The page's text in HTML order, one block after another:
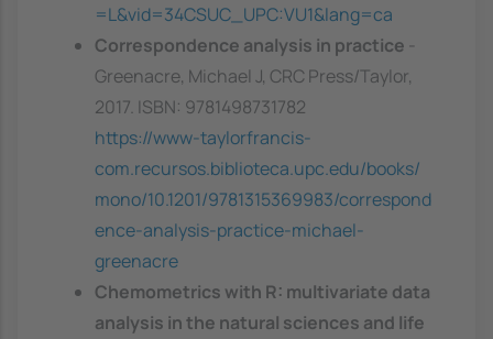
=L&vid=34CSUC_UPC:VU1&lang=ca
Correspondence analysis in practice
Greenacre, Michael J, CRC Press/Taylor,
2017. ISBN: 9781498731782
https://www-taylorfrancis-
com.recursos.biblioteca.upc.edu/books/
mono/10.1201/9781315369983/correspond
ence-analysis-practice-michael-
greenacre
Chemometrics with R: multivariate data
analysis in the natural sciences and life